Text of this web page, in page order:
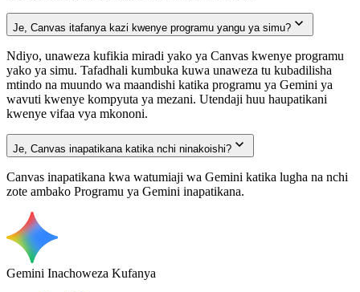
Je, Canvas itafanya kazi kwenye programu yangu ya simu?
Ndiyo, unaweza kufikia miradi yako ya Canvas kwenye programu
yako ya simu. Tafadhali kumbuka kuwa unaweza tu kubadilisha
mtindo na muundo wa maandishi katika programu ya Gemini ya
wavuti kwenye kompyuta ya mezani. Utendaji huu haupatikani
kwenye vifaa vya mkononi.
Je, Canvas inapatikana katika nchi ninakoishi?
Canvas inapatikana kwa watumiaji wa Gemini katika lugha na nchi
zote ambako Programu ya Gemini inapatikana.
Gemini Inachoweza Kufanya